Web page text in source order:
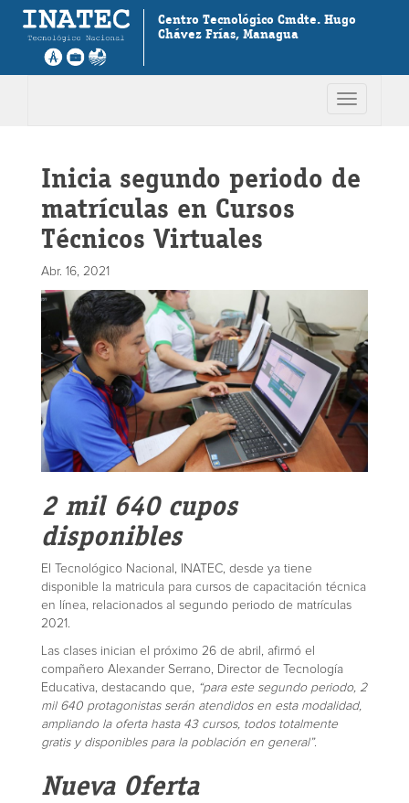
Centro Tecnológico Cmdte. Hugo
Chávez Frías, Managua
Toggle
Inicia segundo periodo de
matrículas en Cursos
Técnicos Virtuales
Abr. 16, 2021
2 mil 640 cupos
disponibles
El Tecnológico Nacional, INATEC, desde ya tiene
disponible la matricula para cursos de capacitación técnica
en línea, relacionados al segundo periodo de matrículas
2021.
Las clases inician el próximo 26 de abril, afirmó el
compañero Alexander Serrano, Director de Tecnología
Educativa, destacando que,
“para este segundo periodo, 2
mil 640 protagonistas serán atendidos en esta modalidad,
ampliando la oferta hasta 43 cursos, todos totalmente
gratis y disponibles para la población en general”.
Nueva Oferta